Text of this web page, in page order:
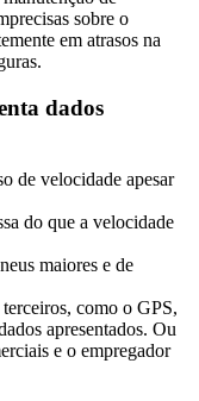
sobre o
em atrasos na
dados
de velocidade apesar
do que a velocidade
maiores e de
como o GPS,
apresentados. Ou
e o empregador